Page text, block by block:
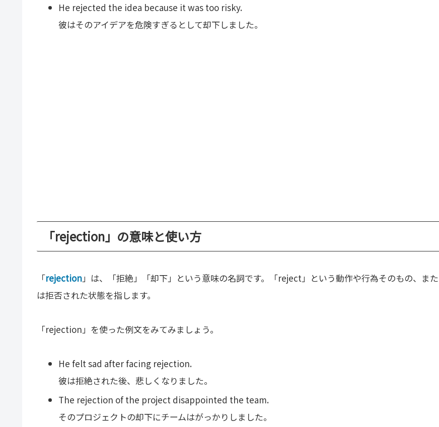
He rejected the idea because it was too risky.
彼はそのアイデアを危険すぎるとして却下しました。
「rejection」の意味と使い方
「rejection」は、「拒絶」「却下」という意味の名詞です。「reject」という動作や行為そのもの、また
は拒否された状態を指します。
「rejection」を使った例文をみてみましょう。
He felt sad after facing rejection.
彼は拒絶された後、悲しくなりました。
The rejection of the project disappointed the team.
そのプロジェクトの却下にチームはがっかりしました。